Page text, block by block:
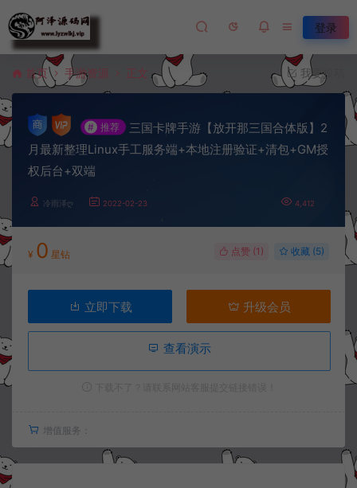
登录
首页 手游资源 正文 我要投稿
# 推荐
三国卡牌手游【放开那三国合体版】2
月最新整理Linux手工服务端+本地注册验证+清包+GM授
权后台+双端
冷雨泽ღ 2022-02-23 4,412
¥ 0 星钻 点赞 (1 ) 收藏 (5)
立即下载 升级会员
查看演示
增值服务：